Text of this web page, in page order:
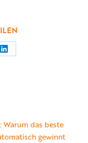
Teilen
Warum das beste
gewinnt